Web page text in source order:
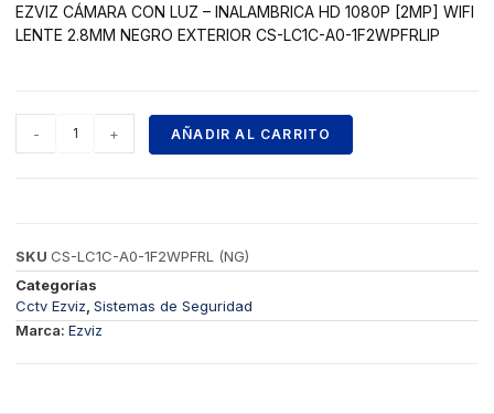
EZVIZ CÁMARA CON LUZ – INALAMBRICA HD 1080P [2MP] WIFI
LENTE 2.8MM NEGRO EXTERIOR CS-LC1C-A0-1F2WPFRLIP
- + AÑADIR AL CARRITO
SKU CS-LC1C-A0-1F2WPFRL (NG)
Categorías
Cctv Ezviz Sistemas de Seguridad
Marca: Ezviz